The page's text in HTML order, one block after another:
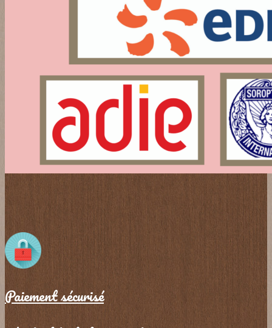
Paiement sécurisé